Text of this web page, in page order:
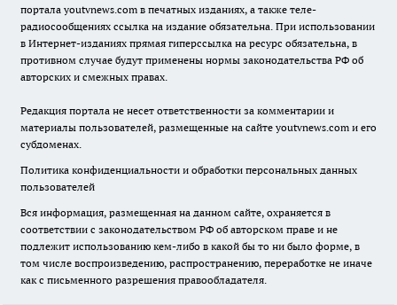
портала youtvnews.com в печатных изданиях, а также теле-
радиосообщениях ссылка на издание обязательна. При использовании
в Интернет-изданиях прямая гиперссылка на ресурс обязательна, в
противном случае будут применены нормы законодательства РФ об
авторских и смежных правах.
Редакция портала не несет ответственности за комментарии и
материалы пользователей, размещенные на сайте youtvnews.com и его
субдоменах.
Политика конфиденциальности и обработки персональных данных
пользователей
Вся информация, размещенная на данном сайте, охраняется в
соответствии с законодательством РФ об авторском праве и не
подлежит использованию кем-либо в какой бы то ни было форме, в
том числе воспроизведению, распространению, переработке не иначе
как с письменного разрешения правообладателя.